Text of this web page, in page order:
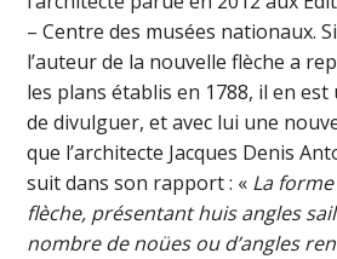
– Centre des musées nationaux.
l’auteur de la nouvelle flèche a
les plans établis en 1788, il en est
de divulguer, et avec lui une
que l’architecte Jacques Denis
suit dans son rapport : « La
flèche, présentant huis angles
nombre de noües ou d’angles